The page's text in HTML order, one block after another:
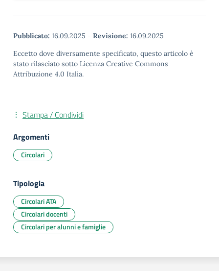
Pubblicato: 16.09.2025 - Revisione: 16.09.2025
Eccetto dove diversamente specificato, questo articolo è
stato rilasciato sotto Licenza Creative Commons
Attribuzione 4.0 Italia.
Stampa / Condividi
Argomenti
Circolari
Tipologia
Circolari ATA
Circolari docenti
Circolari per alunni e famiglie